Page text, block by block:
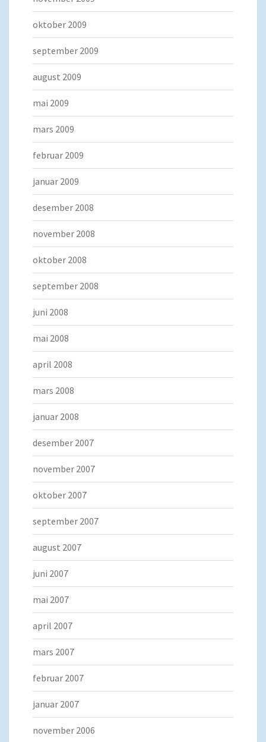
oktober 2009
september 2009
august 2009
mai 2009
mars 2009
februar 2009
januar 2009
desember 2008
november 2008
oktober 2008
september 2008
juni 2008
mai 2008
april 2008
mars 2008
januar 2008
desember 2007
november 2007
oktober 2007
september 2007
august 2007
juni 2007
mai 2007
april 2007
mars 2007
februar 2007
januar 2007
november 2006